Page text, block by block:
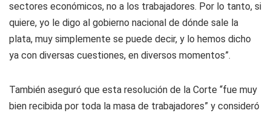
sectores económicos, no a los trabajadores. Por lo tanto, si
quiere, yo le digo al gobierno nacional de dónde sale la
plata, muy simplemente se puede decir, y lo hemos dicho
ya con diversas cuestiones, en diversos momentos”.
También aseguró que esta resolución de la Corte “fue muy
bien recibida por toda la masa de trabajadores” y consideró